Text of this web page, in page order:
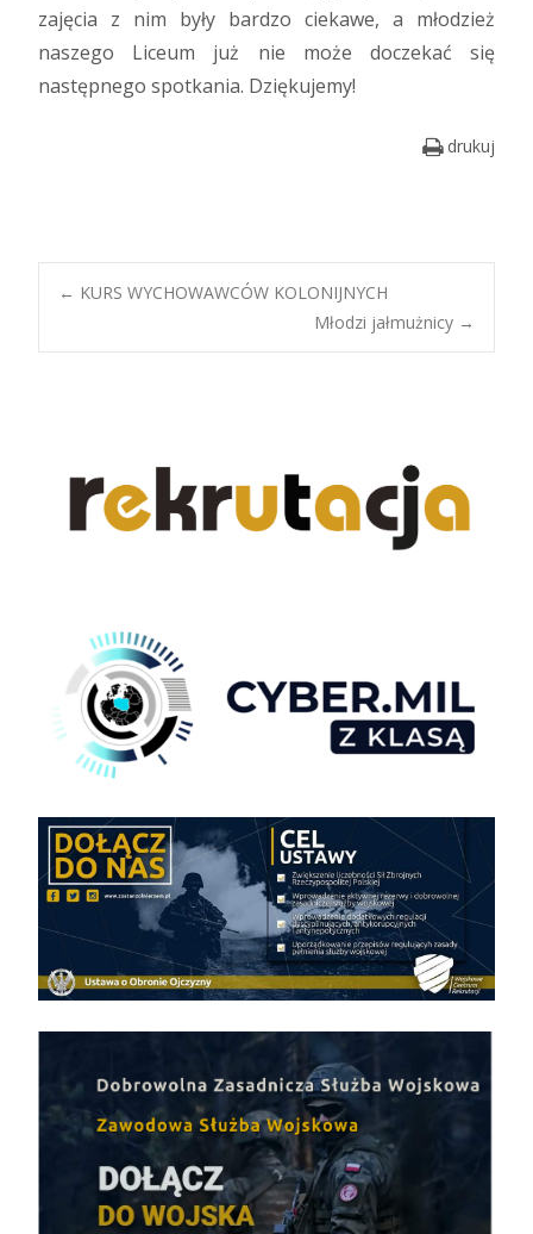
zajęcia z nim były bardzo ciekawe, a młodzież
naszego Liceum już nie może doczekać się
następnego spotkania. Dziękujemy!
drukuj
Post
← KURS WYCHOWAWCÓW KOLONIJNYCH
Młodzi jałmużnicy →